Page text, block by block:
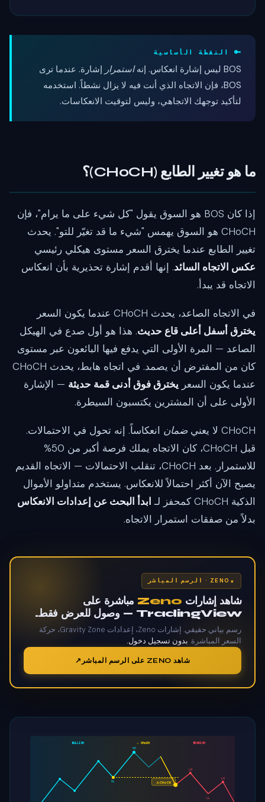
🔑 النقطة الأساسية
BOS ليس إشارة انعكاس. إنه استمرار إشارة. عندما ترى
BOS، فإن الاتجاه الذي أنت فيه لا يزال نشطاً. استخدمه
لتأكيد توجهك الاتجاهي، وليس لتوقيت الانعكاسات.
ما هو تغيير الطابع (CHoCH)؟
إذا كان BOS هو السوق يقول "كل شيء على ما يرام"، فإن
CHoCH هو السوق يهمس "شيء ما قد تغيّر للتو". يحدث
تغيير الطابع عندما يخترق السعر مستوى هيكلي رئيسي
عكس الاتجاه السائد. إنها أقدم إشارة تحذيرية بأن انعكاس
الاتجاه قد يبدأ.
في الاتجاه الصاعد، يحدث CHoCH عندما يكون السعر
يخترق أسفل أعلى قاع حديث. هذا هو أول صدع في الهيكل
الصاعد — المرة الأولى التي يدفع فيها البائعون عبر مستوى
كان من المفترض أن يصمد. في اتجاه هابط، يحدث CHoCH
عندما يكون السعر يخترق فوق أدنى قمة حديثة — الإشارة
الأولى على أن المشترين يكتسبون السيطرة.
CHoCH لا يعني ضمان انعكاساً. إنه تحول في الاحتمالات.
قبل CHoCH، كان الاتجاه يملك فرصة أكبر من 50%
للاستمرار. بعد CHoCH، تنقلب الاحتمالات — الاتجاه القديم
يصبح الآن أكثر احتمالاً للانعكاس. يستخدم متداولو الأموال
الذكية CHoCH كمحفز لـ
ابدأ البحث عن إعدادات الانعكاس
بدلاً من صفقات استمرار الاتجاه.
ZENO · الرسم المباشر
شاهد إشارات Zeno مباشرة على
TradingView — وصول للعرض فقط.
رسم بياني حقيقي. إشارات Zeno، إعدادات Gravity Zone، حركة
السعر المباشرة. بدون تسجيل دخول.
شاهد ZENO على الرسم المباشر
BULLISH CHoCH ⚠ BEARISH
HH
HL CHoCH ⚠
LH
LH
LL